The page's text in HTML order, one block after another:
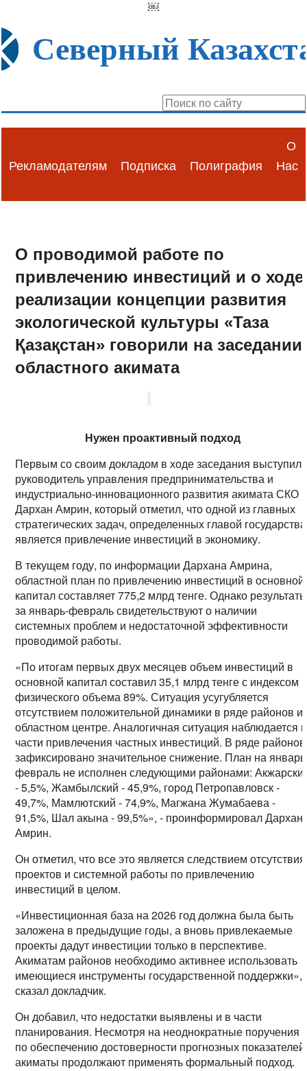
￼
Северный
Рекламодателям Подписка Полиграфия
О
Нас
О проводимой работе по
привлечению инвестиций и о ходе
реализации концепции развития
экологической культуры «Таза
Қазақстан» говорили на заседании
областного акимата
Нужен проактивный подход
Первым со своим докладом в ходе заседания выступил
руководитель управления предпринимательства и
индустриально-инновационного развития акимата СКО
Дархан Амрин, который отметил, что одной из главных
стратегических задач, определенных главой
является привлечение инвестиций в экономику.
В текущем году, по информации Дархана Амрина,
областной план по привлечению инвестиций в основной
капитал составляет 775,2 млрд тенге. Однако
за январь-февраль свидетельствуют о наличии
системных проблем и недостаточной эффективности
проводимой работы.
«По итогам первых двух месяцев объем инвестиций в
основной капитал составил 35,1 млрд тенге с индексом
физического объема 89%. Ситуация усугубляется
отсутствием положительной динамики в ряде районов и
областном центре. Аналогичная ситуация наблюдается в
части привлечения частных инвестиций. В ряде районов
зафиксировано значительное снижение. План на
февраль не исполнен следующими районами:
- 5,5%, Жамбылский - 45,9%, город Петропавловск -
49,7%, Мамлютский - 74,9%, Магжана Жумабаева -
91,5%, Шал акына - 99,5%», - проинформировал Дархан
Амрин.
Он отметил, что все это является следствием отсутствия
проектов и системной работы по привлечению
инвестиций в целом.
«Инвестиционная база на 2026 год должна была быть
заложена в предыдущие годы, а вновь привлекаемые
проекты дадут инвестиции только в перспективе.
Акиматам районов необходимо активнее использовать
имеющиеся инструменты государственной поддержки»,
сказал докладчик.
Он добавил, что недостатки выявлены и в части
планирования. Несмотря на неоднократные поручения
по обеспечению достоверности прогнозных
акиматы продолжают применять формальный подход.